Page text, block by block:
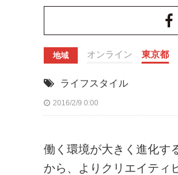
地域 オンライン 東京都
ライフスタイル
2016/2/9 0:00
働く環境が大きく進化す
から、よりクリエイティ